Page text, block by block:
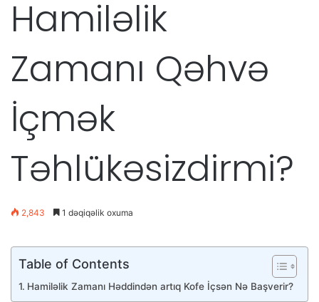
Hamiləlik
Zamanı Qəhvə
İçmək
Təhlükəsizdirmi?
2,843 1 dəqiqəlik oxuma
Table of Contents
Hamiləlik Zamanı Həddindən artıq Kofe İçsən Nə Başverir?